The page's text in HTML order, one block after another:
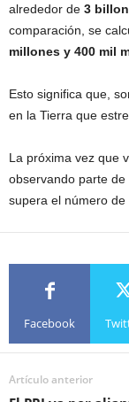
alrededor de 3
comparación, se
millones y 400 mil
Esto significa que,
en la Tierra que
La próxima vez que
observando parte
supera el número de
Facebook
Artículo anterior